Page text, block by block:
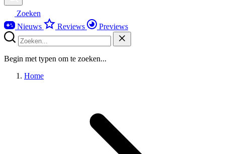
Zoeken
Nieuws
Reviews Previews
Begin met typen om te zoeken...
Home